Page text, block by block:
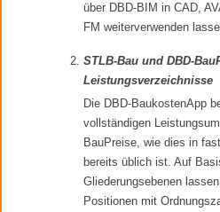
über DBD-BIM in CAD,
FM weiterverwenden
STLB-Bau und DBD-
Leistungsverzeichnisse
Die DBD-BaukostenApp
vollständigen
BauPreise, wie dies in
bereits üblich ist. Auf
Gliederungsebenen
Positionen mit